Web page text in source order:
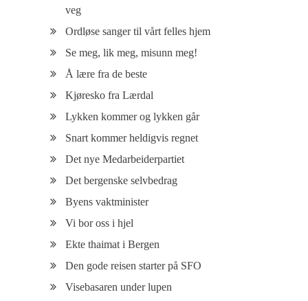
veg
Ordløse sanger til vårt felles hjem
Se meg, lik meg, misunn meg!
Å lære fra de beste
Kjøresko fra Lærdal
Lykken kommer og lykken går
Snart kommer heldigvis regnet
Det nye Medarbeiderpartiet
Det bergenske selvbedrag
Byens vaktminister
Vi bor oss i hjel
Ekte thaimat i Bergen
Den gode reisen starter på SFO
Visebasaren under lupen